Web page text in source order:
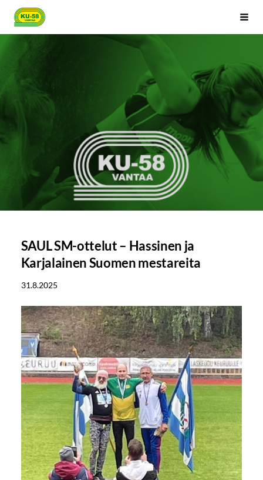
Siirry
sivun
Kenttäurheilijat-58 ry
SAUL SM-ottelut – Hassinen ja
Karjalainen Suomen mestareita
31.8.2025